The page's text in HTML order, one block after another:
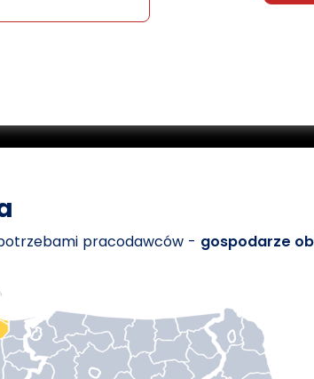
pracodawców - gospodarze